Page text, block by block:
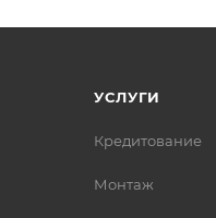
УСЛУГИ
Кредитование
Монтаж